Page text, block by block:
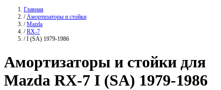
Главная
/ Амортизаторы и стойки
/ Mazda
/ RX-7
/ I (SA) 1979-1986
Амортизаторы и стойки для
Mazda RX-7 I (SA) 1979-1986